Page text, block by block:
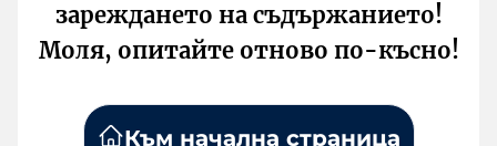
зареждането на съдържанието!
Моля, опитайте отново по-късно!
Към начална страница